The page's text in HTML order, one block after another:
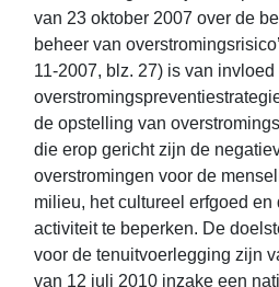
van 23 oktober 2007 over de
beheer van
11-2007, blz. 27) is van invloed
de opstelling van
die erop gericht zijn de
overstromingen voor de
milieu, het cultureel erfgoed
activiteit te beperken. De
voor de tenuitvoerlegging zijn
van 12 juli 2010 inzake een